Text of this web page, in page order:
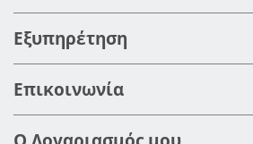
Εξυπηρέτηση
Επικοινωνία